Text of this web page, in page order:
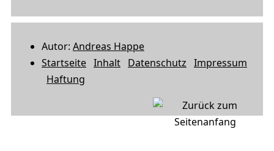
Autor: Andreas Happe
Startseite Inhalt Datenschutz Impressum
Haftung